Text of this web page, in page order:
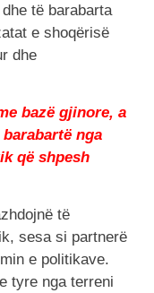
të barabarta
e shoqërisë
dhe
bazë gjinore, a
nga
që shpesh
të
sesa si partnerë
e politikave.
tyre nga terreni